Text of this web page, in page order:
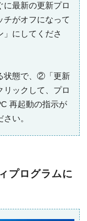
最新の更新プロ
チがオフになって
」にしてくださ
状態で、②「更新
リックして、プロ
再起動の指示が
い。
プログラムに